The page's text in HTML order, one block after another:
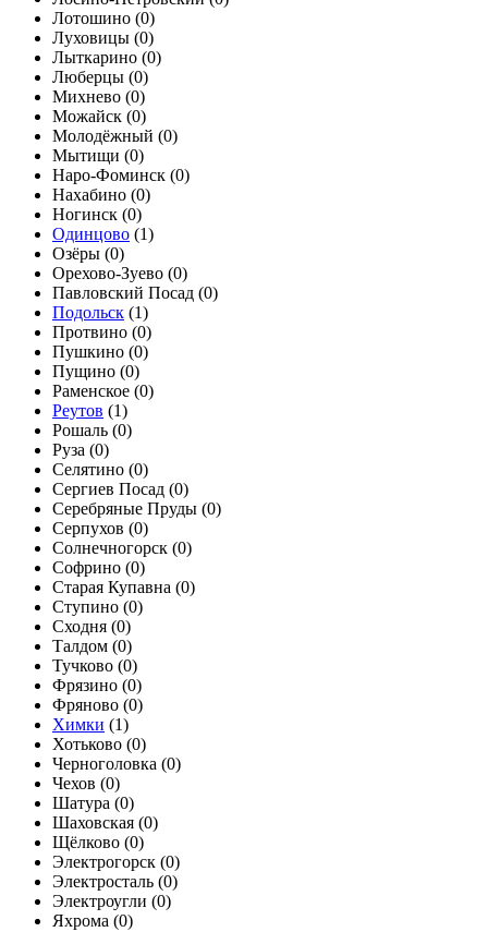
Лотошино (0)
Луховицы (0)
Лыткарино (0)
Люберцы (0)
Михнево (0)
Можайск (0)
Молодёжный (0)
Мытищи (0)
Наро-Фоминск (0)
Нахабино (0)
Ногинск (0)
Одинцово (1)
Озёры (0)
Орехово-Зуево (0)
Павловский Посад (0)
Подольск (1)
Протвино (0)
Пушкино (0)
Пущино (0)
Раменское (0)
Реутов (1)
Рошаль (0)
Руза (0)
Селятино (0)
Сергиев Посад (0)
Серебряные Пруды (0)
Серпухов (0)
Солнечногорск (0)
Софрино (0)
Старая Купавна (0)
Ступино (0)
Сходня (0)
Талдом (0)
Тучково (0)
Фрязино (0)
Фряново (0)
Химки (1)
Хотьково (0)
Черноголовка (0)
Чехов (0)
Шатура (0)
Шаховская (0)
Щёлково (0)
Электрогорск (0)
Электросталь (0)
Электроугли (0)
Яхрома (0)